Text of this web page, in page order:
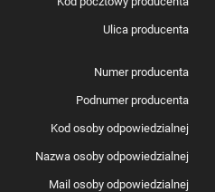
Ulica producenta
Numer producenta
Podnumer producenta
Kod osoby odpowiedzialnej
Nazwa osoby odpowiedzialnej
Mail osoby odpowiedzialnej